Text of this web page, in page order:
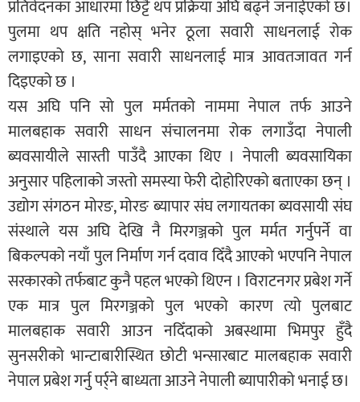
प्रतिवेदनका आधारमा छिट्टै थप प्रक्रिया अघि बढ्ने जनाईएको छ।
पुलमा थप क्षति नहोस् भनेर ठूला सवारी साधनलाई रोक
लगाइएको छ, साना सवारी साधनलाई मात्र आवतजावत गर्न
दिइएको छ ।
यस अघि पनि सो पुल मर्मतको नाममा नेपाल तर्फ आउने
मालबहाक सवारी साधन संचालनमा रोक लगाउँदा नेपाली
ब्यवसायीले सास्ती पाउँदै आएका थिए । नेपाली ब्यवसायिका
अनुसार पहिलाको जस्तो समस्या फेरी दोहोरिएको बताएका छन् ।
उद्योग संगठन मोरङ, मोरङ ब्यापार संघ लगायतका ब्यवसायी संघ
संस्थाले यस अघि देखि नै मिरगञ्जको पुल मर्मत गर्नुपर्ने वा
बिकल्पको नयाँ पुल निर्माण गर्न दवाव दिँदै आएको भएपनि नेपाल
सरकारको तर्फबाट कुनै पहल भएको थिएन । विराटनगर प्रबेश गर्ने
एक मात्र पुल मिरगञ्जको पुल भएको कारण त्यो पुलबाट
मालबहाक सवारी आउन नदिँदाको अबस्थामा भिमपुर हुँदै
सुनसरीको भान्टाबारीस्थित छोटी भन्सारबाट मालबहाक सवारी
नेपाल प्रबेश गर्नु पर्र्ने बाध्यता आउने नेपाली ब्यापारीको भनाई छ।